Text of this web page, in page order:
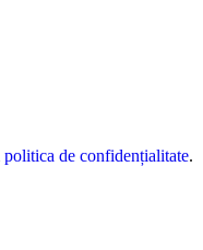
politica de confidențialitate.